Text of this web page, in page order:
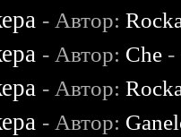
- Автор:
- Автор: Che -
- Автор:
- Автор: